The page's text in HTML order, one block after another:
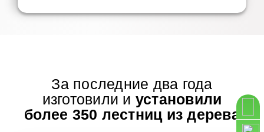
За последние два года
изготовили и установили
более 350 лестниц из дерева